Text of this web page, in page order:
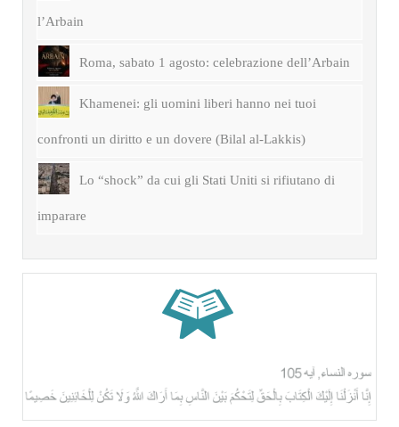
l’Arbain
Roma, sabato 1 agosto: celebrazione dell’Arbain
Khamenei: gli uomini liberi hanno nei tuoi
confronti un diritto e un dovere (Bilal al-Lakkis)
Lo “shock” da cui gli Stati Uniti si rifiutano di
imparare